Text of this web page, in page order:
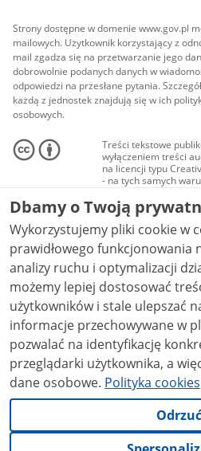
Strony dostępne w domenie www.gov.pl
mailowych. Użytkownik korzystający z
mail zgadza się na przetwarzanie jego
dobrowolnie podanych danych w
odpowiedzi na przesłane pytania.
każdą z jednostek znajdują się w ich
osobowych.
Treści tekstowe
wyłączeniem treści
na licencji typu
- na tych samych
Materiały
audio i wideo, są
Creative Commons:
niekomercyjne - bez
NC-ND 4.0), o ile nie
Dbamy o Twoją
Wykorzystujemy pliki cookie w
prawidłowego funkcjonowania
analizy ruchu i optymalizacji działania
możemy lepiej dostosować
użytkowników i stale ulepszać nasze
informacje przechowywane w
pozwalać na identyfikację
przeglądarki użytkownika, a
dane osobowe. Polityka cookies
Odrzuć